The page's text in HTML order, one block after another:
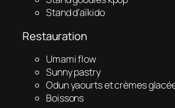
Stand d’aïkido
Restauration
Umami flow
Sunny pastry
Odun yaourts et crèmes
Boissons